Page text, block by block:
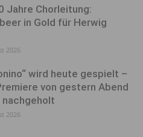
Jahre Chorleitung:
in Gold für Herwig
2026
wird heute gespielt –
von gestern Abend
2026